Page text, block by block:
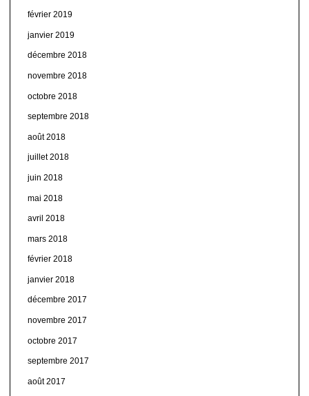
février 2019
janvier 2019
décembre 2018
novembre 2018
octobre 2018
septembre 2018
août 2018
juillet 2018
juin 2018
mai 2018
avril 2018
mars 2018
février 2018
janvier 2018
décembre 2017
novembre 2017
octobre 2017
septembre 2017
août 2017